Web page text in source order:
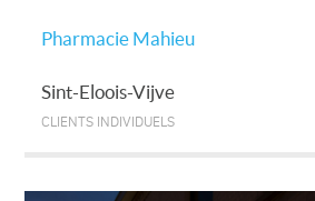
Pharmacie Mahieu
Sint-Eloois-Vijve
CLIENTS INDIVIDUELS